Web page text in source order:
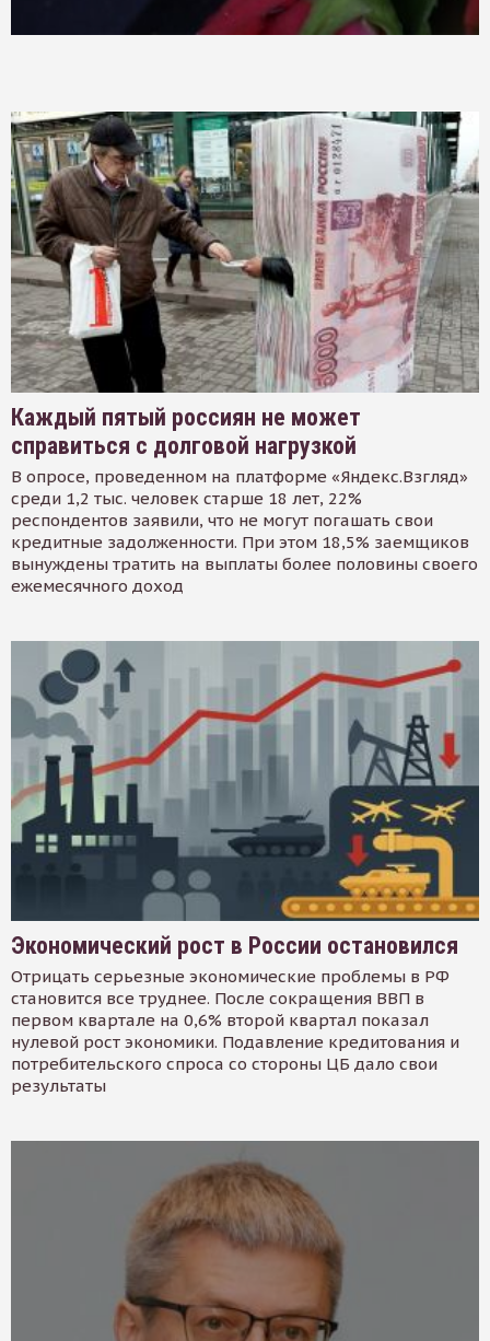
Каждый пятый россиян не может
справиться с долговой нагрузкой
В опросе, проведенном на платформе «Яндекс.Взгляд»
среди 1,2 тыс. человек старше 18 лет, 22%
респондентов заявили, что не могут погашать свои
кредитные задолженности. При этом 18,5% заемщиков
вынуждены тратить на выплаты более половины своего
ежемесячного доход
Экономический рост в России остановился
Отрицать серьезные экономические проблемы в РФ
становится все труднее. После сокращения ВВП в
первом квартале на 0,6% второй квартал показал
нулевой рост экономики. Подавление кредитования и
потребительского спроса со стороны ЦБ дало свои
результаты